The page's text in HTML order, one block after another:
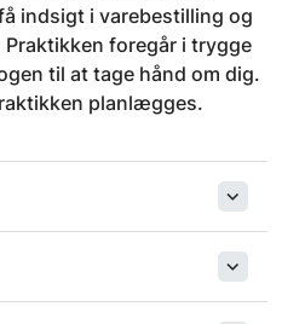
indsigt i varebestilling og
foregår i trygge
til at tage hånd om dig.
planlægges.